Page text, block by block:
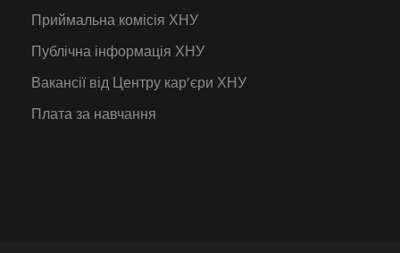
Приймальна комісія ХНУ
Публічна інформація ХНУ
Вакансії від Центру кар’єри ХНУ
Плата за навчання